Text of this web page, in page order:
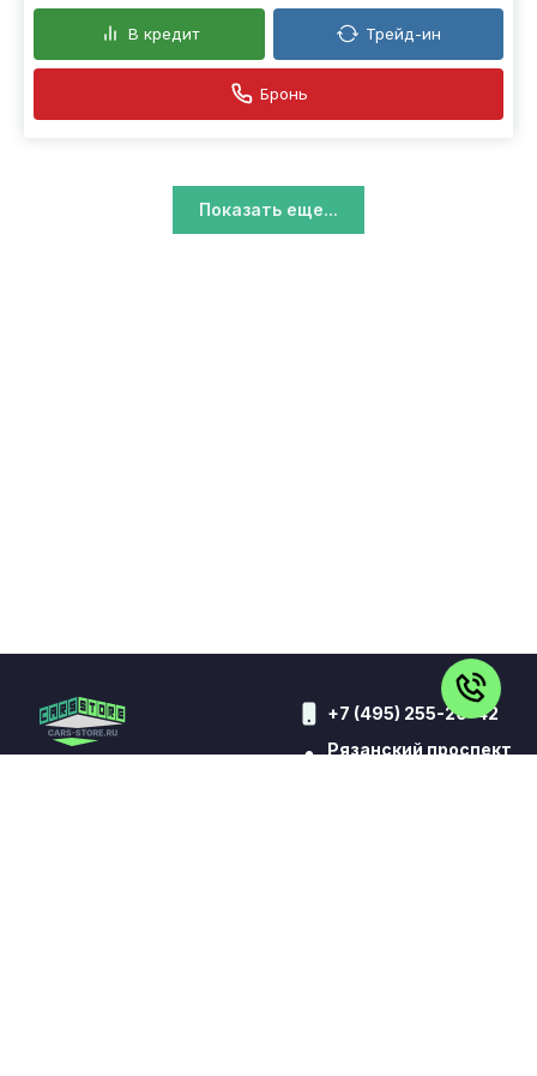
В кредит Трейд-ин
Бронь
Показать еще...
+7 (495) 255-20-42
Рязанский проспект